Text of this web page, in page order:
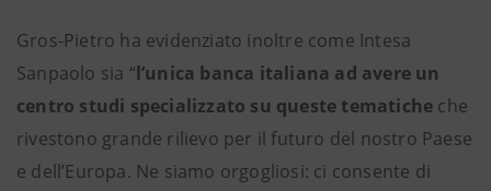
Gros-Pietro ha evidenziato inoltre come Intesa
Sanpaolo sia “l’unica banca italiana ad avere un
centro studi specializzato su queste tematiche che
rivestono grande rilievo per il futuro del nostro Paese
e dell’Europa. Ne siamo orgogliosi: ci consente di